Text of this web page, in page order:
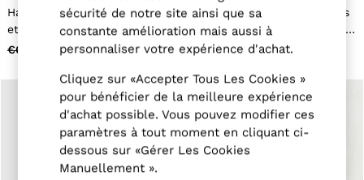
New Arrivals
Pre-Autumn Collection
Wedding Guest & Occasion
Holiday
Shirts
T-Shirts
Polo Shirts
Trousers
Shorts
Swimwear
Suits
Haut à manches bouffantes
et dos à nouer 9-13 ans,
bleu pâle
€65
Haut à manches bouffantes
et dos à nouer 3-9 ans, bleu
pâle
€60 €33
sécurité de notre site ainsi que sa
constante amélioration mais aussi à
personnaliser votre expérience d'achat.
Cliquez sur «Accepter Tous Les Cookies »
pour bénéficier de la meilleure expérience
d'achat possible. Vous pouvez modifier ces
paramètres à tout moment en cliquant ci-
dessous sur «Gérer Les Cookies
Manuellement ».